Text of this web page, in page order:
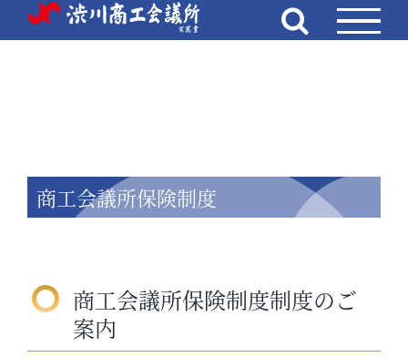
Skip
商工会議所保険制度
商工会議所保険制度制度のご
案内